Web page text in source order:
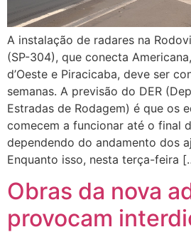
A instalação de radares na
(SP-304), que conecta
d’Oeste e Piracicaba, deve ser
semanas. A previsão do DER
Estradas de Rodagem) é que os
comecem a funcionar até o final
dependendo do andamento dos
Enquanto isso, nesta terça-feira
Obras da nova
provocam